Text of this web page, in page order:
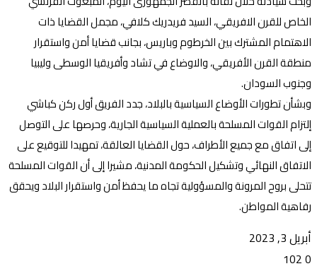
الخاص للقرن الافريقي، السيد فريدريك كلافي، مجمل القضايا ذات
الاهتمام المشترك بين الخرطوم وباريس، بجانب قضايا أمن واستقرار
منطقة القرن الأفريقي، والاوضاع في تشاد وأفريقيا الوسطى وليبيا
وجنوب السودان.
وبشأن تطورات الأوضاع السياسية بالبلاد، جدد الفريق أول ركن كباشي
إلتزام القوات المسلحة بالعملية السياسية الجارية، وحرصها على التوصل
إلى اتفاق مع جميع الأطراف، حول القضايا العالقة، تمهيدا للتوقيع على
الاتفاق النهائي وتشكيل الحكومة المدنية، مشيرا إلى أن القوات المسلحة
تتحلى بروح المرونة والمسؤولية تجاه ما يحفظ أمن واستقرار البلاد ويحقق
رفاهية المواطن.
أبريل 3, 2023
0